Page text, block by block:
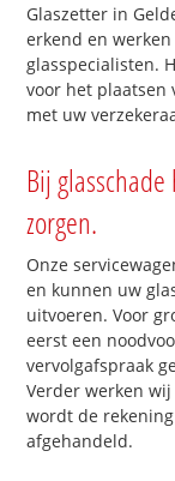
Glaszetter in
erkend en
glasspecialisten.
voor het
met uw
Bij
zorgen.
Onze
en kunnen uw
uitvoeren. Voor
eerst een
vervolgafspraak
Verder werken
wordt de
afgehandeld.